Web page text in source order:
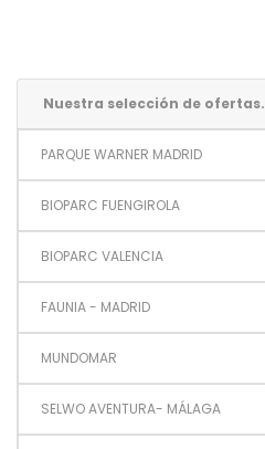
Nuestra selección de ofertas.
PARQUE WARNER MADRID
BIOPARC FUENGIROLA
BIOPARC VALENCIA
FAUNIA - MADRID
MUNDOMAR
SELWO AVENTURA- MÁLAGA